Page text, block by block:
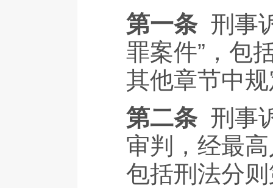
第一条 刑事
罪案件”，包
其他章节中
第二条 刑事
审判，经最
包括刑法分